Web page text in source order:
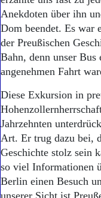
Anekdoten über ihn
Dom beendet. Es war
der Preußischen
Bahn, denn unser Bus
angenehmen Fahrt
Diese Exkursion in
Jahrzehnten
Art. Er trug dazu bei,
Geschichte stolz sein
so viel Informationen
Berlin einen Besuch
unserer Sicht ist